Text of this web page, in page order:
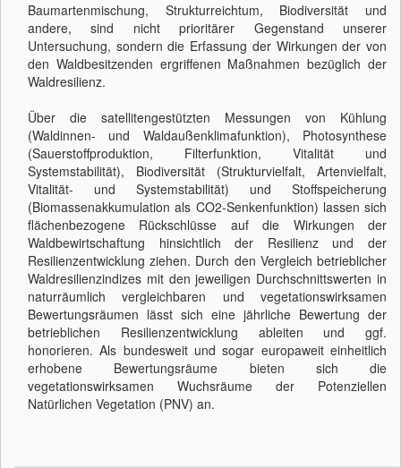
Baumartenmischung, Strukturreichtum, Biodiversität und
andere, sind nicht prioritärer Gegenstand unserer
Untersuchung, sondern die Erfassung der Wirkungen der von
den Waldbesitzenden ergriffenen Maßnahmen bezüglich der
Waldresilienz.
Über die satellitengestützten Messungen von Kühlung
(Waldinnen- und Waldaußenklimafunktion), Photosynthese
(Sauerstoffproduktion, Filterfunktion, Vitalität und
Systemstabilität), Biodiversität (Strukturvielfalt, Artenvielfalt,
Vitalität- und Systemstabilität) und Stoffspeicherung
(Biomassenakkumulation als CO2-Senkenfunktion) lassen sich
flächenbezogene Rückschlüsse auf die Wirkungen der
Waldbewirtschaftung hinsichtlich der Resilienz und der
Resilienzentwicklung ziehen. Durch den Vergleich betrieblicher
Waldresilienzindizes mit den jeweiligen Durchschnittswerten in
naturräumlich vergleichbaren und vegetationswirksamen
Bewertungsräumen lässt sich eine jährliche Bewertung der
betrieblichen Resilienzentwicklung ableiten und ggf.
honorieren. Als bundesweit und sogar europaweit einheitlich
erhobene Bewertungsräume bieten sich die
vegetationswirksamen Wuchsräume der Potenziellen
Natürlichen Vegetation (PNV) an.